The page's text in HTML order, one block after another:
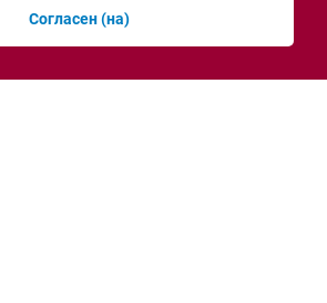
с временной регистрацией
смогут получить
Согласен (на)